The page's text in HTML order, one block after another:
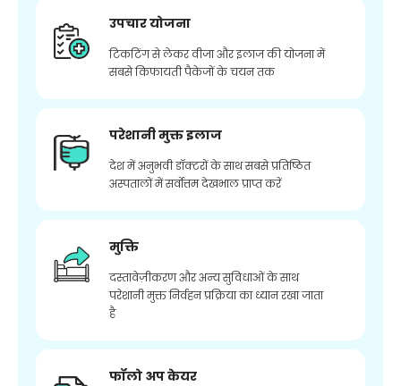
उपचार योजना
टिकटिंग से लेकर वीजा और इलाज की योजना में
सबसे किफायती पैकेजों के चयन तक
परेशानी मुक्त इलाज
देश में अनुभवी डॉक्टरों के साथ सबसे प्रतिष्ठित
अस्पतालों में सर्वोत्तम देखभाल प्राप्त करें
मुक्ति
दस्तावेज़ीकरण और अन्य सुविधाओं के साथ
परेशानी मुक्त निर्वहन प्रक्रिया का ध्यान रखा जाता
है
फॉलो अप केयर